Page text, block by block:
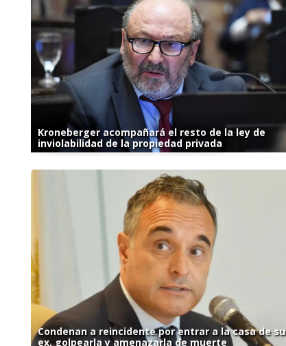
Kroneberger acompañará el resto de la ley de
inviolabilidad de la propiedad privada
Condenan a reincidente por entrar a la casa de su
ex, golpearla y amenazarla de muerte